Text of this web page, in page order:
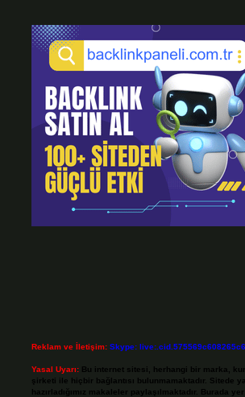
Reklam ve İletişim: Skype:
Yasal Uyarı: Bu internet sitesi, herhangi bir marka,
şirketi ile hiçbir bağlantısı bulunmamaktadır. Sitede
hazırladığımız makaleler paylaşılmaktadır. Burada